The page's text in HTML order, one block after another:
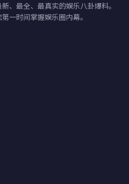
、最全、最真实的娱乐八卦爆料。
一时间掌握娱乐圈内幕。